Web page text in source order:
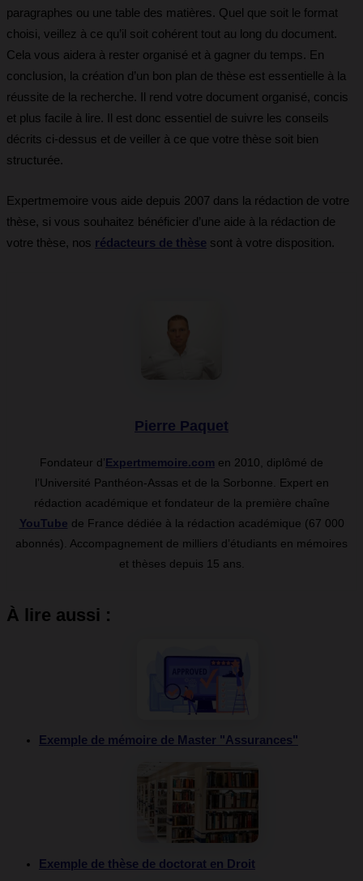
paragraphes ou une table des matières. Quel que soit le format
choisi, veillez à ce qu’il soit cohérent tout au long du document.
Cela vous aidera à rester organisé et à gagner du temps. En
conclusion, la création d’un bon plan de thèse est essentielle à la
réussite de la recherche. Il rend votre document organisé, concis
et plus facile à lire. Il est donc essentiel de suivre les conseils
décrits ci-dessus et de veiller à ce que votre thèse soit bien
structurée.
Expertmemoire vous aide depuis 2007 dans la rédaction de votre
thèse, si vous souhaitez bénéficier d’une aide à la rédaction de
votre thèse, nos rédacteurs de thèse sont à votre disposition.
Pierre Paquet
Fondateur d’Expertmemoire.com en 2010, diplômé de
l’Université Panthéon-Assas et de la Sorbonne. Expert en
rédaction académique et fondateur de la première chaîne
YouTube de France dédiée à la rédaction académique (67 000
abonnés). Accompagnement de milliers d’étudiants en mémoires
et thèses depuis 15 ans.
À lire aussi :
Exemple de mémoire de Master "Assurances"
Exemple de thèse de doctorat en Droit